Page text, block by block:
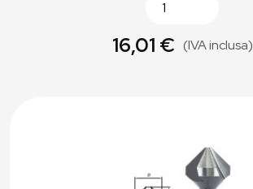
16,01 € (IVA inclusa)